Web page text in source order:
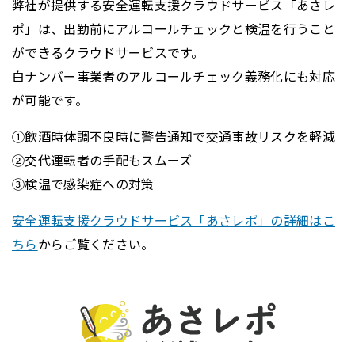
弊社が提供する安全運転支援クラウドサービス「あさレ
ポ」は、出勤前にアルコールチェックと検温を行うこと
ができるクラウドサービスです。
白ナンバー事業者のアルコールチェック義務化にも対応
が可能です。
①飲酒時体調不良時に警告通知で交通事故リスクを軽減
②交代運転者の手配もスムーズ
③検温で感染症への対策
安全運転支援クラウドサービス「あさレポ」の詳細はこ
ちらからご覧ください。